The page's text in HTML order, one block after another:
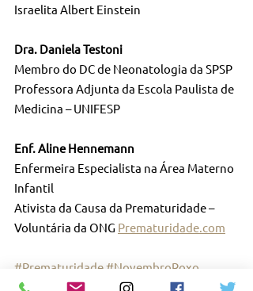
Israelita Albert Einstein
Dra. Daniela Testoni
Membro do DC de Neonatologia da SPSP
Professora Adjunta da Escola Paulista de
Medicina – UNIFESP
Enf. Aline Hennemann
Enfermeira Especialista na Área Materno
Infantil
Ativista da Causa da Prematuridade –
Voluntária da ONG Prematuridade.com
#Prematuridade#NovembroRoxo
#SaúdeNeonatal
#ApoioÀFamília